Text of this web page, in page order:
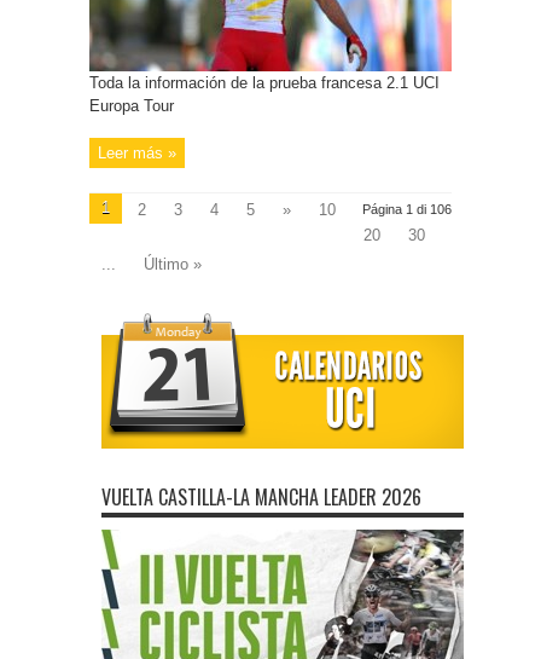
Toda la información de la prueba francesa 2.1 UCI
Europa Tour
Leer más »
Página 1 di 106
1 2 3 4 5 »
10
20
30
...
Último »
VUELTA CASTILLA-LA MANCHA LEADER 2026